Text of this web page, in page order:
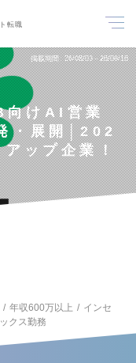
転職
掲載期間 26/08/03～26/08/16
向けAI営業
・展開│202
アップ企業！
年収600万以上
インセ
クス勤務